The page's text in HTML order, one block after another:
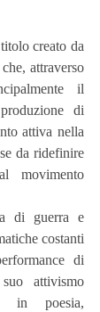
creato da
attraverso
il
di
attiva nella
da ridefinire
movimento
di guerra e
costanti
di
attivismo
in poesia,